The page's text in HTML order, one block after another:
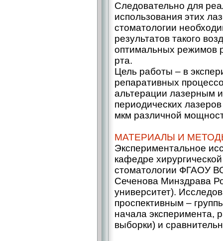
Следовательно для
использования этих
стоматологии
результатов такого
оптимальных режимов
рта.
Цель работы – ​в
репаративных
альтерации лазерным
периодических
мкм различной
МАТЕРИАЛЫ И
Экспериментальное
кафедре
стоматологии ФГАОУ
Сеченова Минздрава
университет).
проспективным –
начала эксперимента,
выборки) и